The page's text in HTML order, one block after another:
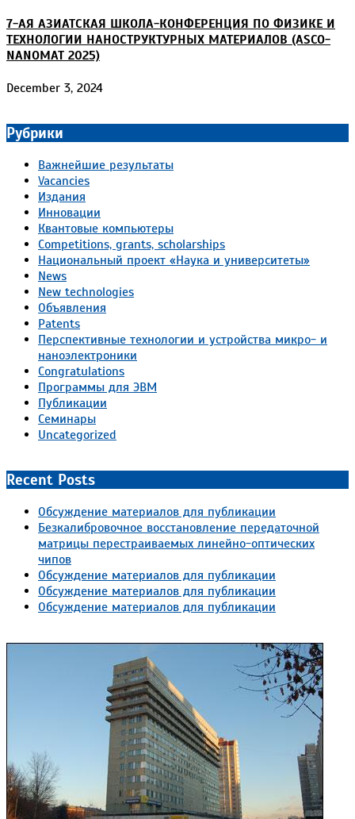
7-АЯ АЗИАТСКАЯ ШКОЛА-КОНФЕРЕНЦИЯ ПО ФИЗИКЕ И
ТЕХНОЛОГИИ НАНОСТРУКТУРНЫХ МАТЕРИАЛОВ (ASCO-
NANOMAT 2025)
December 3, 2024
Рубрики
Важнейшие результаты
Vacancies
Издания
Инновации
Квантовые компьютеры
Competitions, grants, scholarships
Национальный проект «Наука и университеты»
News
New technologies
Объявления
Patents
Перспективные технологии и устройства микро- и
наноэлектроники
Congratulations
Программы для ЭВМ
Публикации
Семинары
Uncategorized
Recent Posts
Обсуждение материалов для публикации
Безкалибровочное восстановление передаточной
матрицы перестраиваемых линейно-оптических
чипов
Обсуждение материалов для публикации
Обсуждение материалов для публикации
Обсуждение материалов для публикации